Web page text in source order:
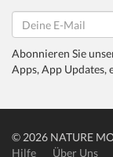
Abonnieren Sie
Apps, App Updates,
© 2026 NATURE
Hilfe
Über Uns